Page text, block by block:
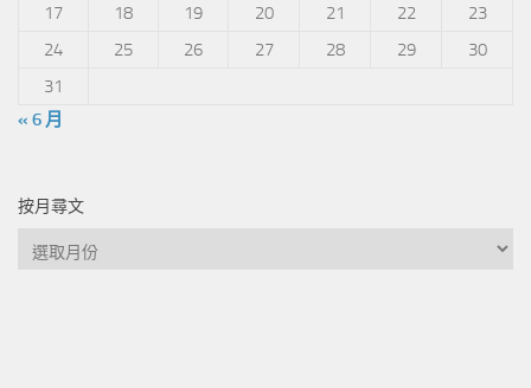
17
18 19 20 21 22
23
24
25 26 27 28 29
30
31
« 6 月
按月尋文
按